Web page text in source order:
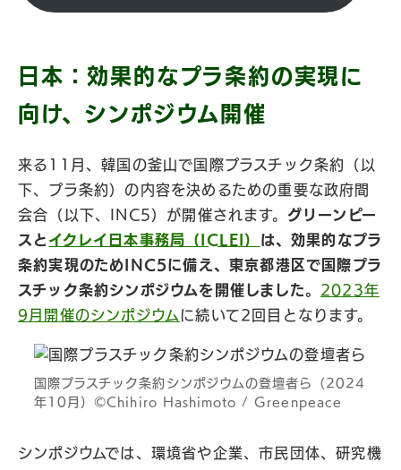
日本：効果的なプラ条約の実現に
向け、シンポジウム開催
来る11月、韓国の釜山で国際プラスチック条約（以
下、プラ条約）の内容を決めるための重要な政府間
会合（以下、INC5）が開催されます。 グリーンピー
スとイクレイ日本事務局（ICLEI） は、効果的なプラ
条約実現のためINC5に備え、東京都港区で国際プラ
スチック条約シンポジウムを開催しました。 2023年
9月開催のシンポジウム に続いて2回目となります。
国際プラスチック条約シンポジウムの登壇者ら（2024
年10月）©︎Chihiro Hashimoto / Greenpeace
シンポジウムでは、環境省や企業、市民団体、研究機